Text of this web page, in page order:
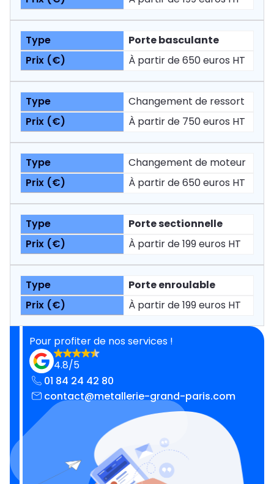
Porte basculante
À partir de 650 euros HT
Changement de ressort
À partir de 750 euros HT
Changement de moteur
À partir de 650 euros HT
Porte sectionnelle
À partir de 199 euros HT
Porte enroulable
À partir de 199 euros HT
Pour profiter de nos services !
4.8/5
01 84 24 42 80
contact@metallerie-grand-paris.com